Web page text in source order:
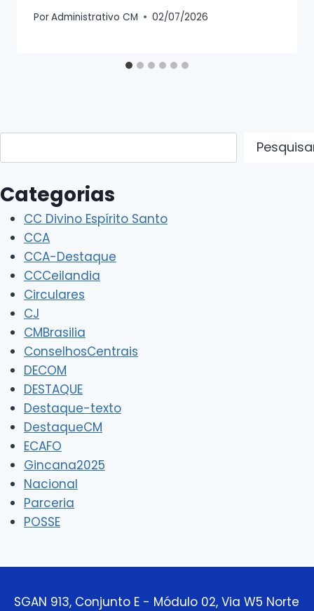
PorAdministrativo CM 02/07/2026
Categorias
CC Divino Espírito Santo
CCA
CCA-Destaque
CCCeilandia
Circulares
CJ
CMBrasilia
ConselhosCentrais
DECOM
DESTAQUE
Destaque-texto
DestaqueCM
ECAFO
Gincana2025
Nacional
Parceria
POSSE
SGAN 913, Conjunto E - Módulo 02, Via W5 Norte